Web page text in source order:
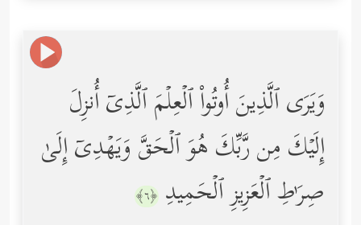
وَیَرَى ٱلَّذِینَ أُوتُواْ ٱلۡعِلۡمَ ٱلَّذِیۤ أُنزِلَ
إِلَیۡكَ مِن رَّبِّكَ هُوَ ٱلۡحَقَّ وَیَهۡدِیۤ إِلَىٰ
صِرَ ٰ⁠طِ ٱلۡعَزِیزِ ٱلۡحَمِیدِ ﴿٦﴾